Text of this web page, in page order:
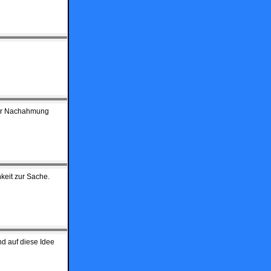
Nachahmung
zur Sache.
auf diese Idee